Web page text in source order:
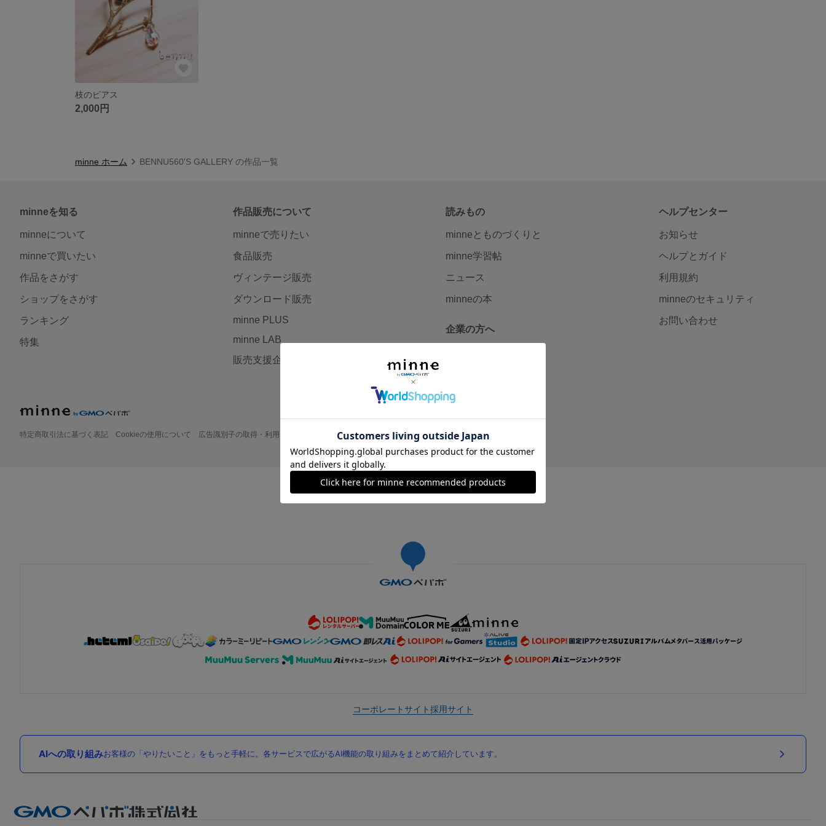
枝のピアス
2,000円
minne ホーム BENNU560'S GALLERY の作品一覧
minneを知る
minneについて
minneで買いたい
作品をさがす
ショップをさがす
ランキング
特集
作品販売について
minneで売りたい
食品販売
ヴィンテージ販売
ダウンロード販売
minne PLUS
minne LAB
販売支援企画・イベント
読みもの
minneとものづくりと
minne学習帖
ニュース
minneの本
企業の方へ
ヘルプセンター
お知らせ
ヘルプとガイド
利用規約
minneのセキュリティ
お問い合わせ
特定商取引法に基づく表記 Cookieの使用について 広告識別子の取得・利用 プライバシーポリシー 会社概要 採用情報 メディアキット
©GMO Pepabo, Inc. All rights reserved.
コーポレートサイト採用サイト
AIへの取り組みお客様の「やりたいこと」をもっと手軽に。各サービスで広がるAI機能の取り組みをまとめて紹介しています。